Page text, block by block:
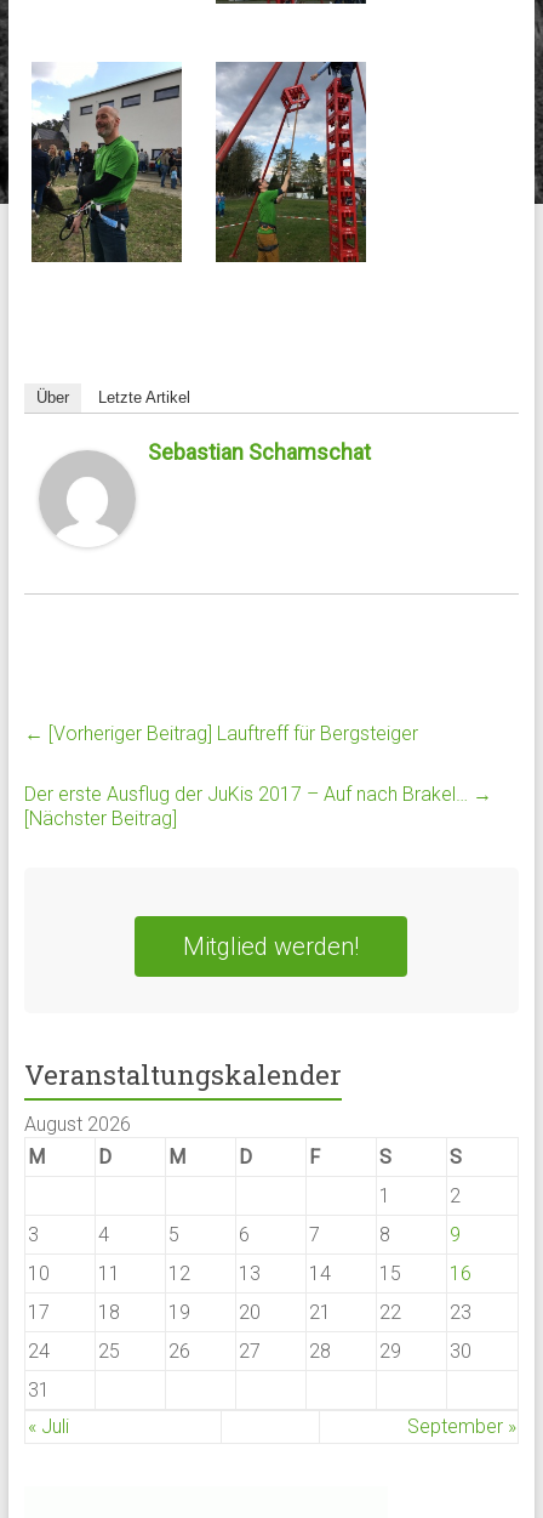
Über Letzte Artikel
Sebastian Schamschat
← [Vorheriger Beitrag] Lauftreff für Bergsteiger
Der erste Ausflug der JuKis 2017 – Auf nach Brakel… →
[Nächster Beitrag]
Mitglied werden!
Veranstaltungskalender
August 2026
M
D M D F S
S
1
2
3
4 5 6 7 8
9
10
11 12 13 14 15
16
17
18 19 20 21 22
23
24
25 26 27 28 29
30
31
« Juli
September »